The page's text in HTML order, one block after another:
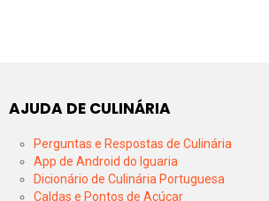
AJUDA DE CULINÁRIA
Perguntas e Respostas de Culinária
App de Android do Iguaria
Dicionário de Culinária Portuguesa
Caldas e Pontos de Açúcar